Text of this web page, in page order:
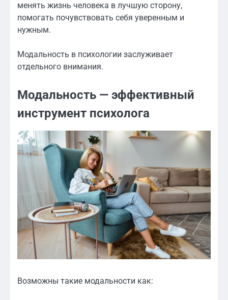
менять жизнь человека в лучшую сторону,
помогать почувствовать себя уверенным и
нужным.
Модальность в психологии заслуживает
отдельного внимания.
Модальность — эффективный
инструмент психолога
Возможны такие модальности как: